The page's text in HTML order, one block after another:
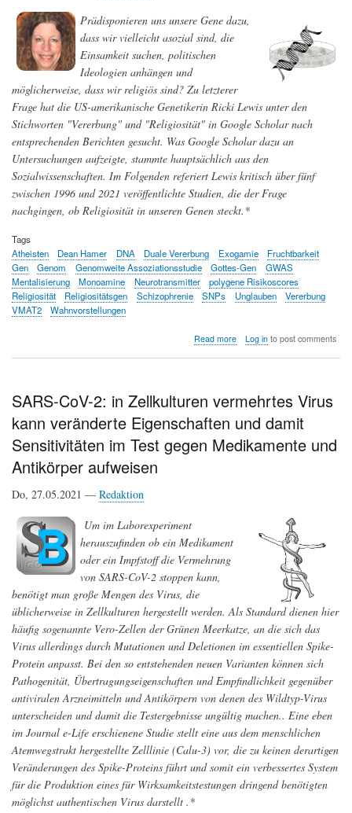
schützen
Prädisponieren uns unsere Gene dazu,
dass wir vielleicht asozial sind, die
Einsamkeit suchen, politischen
Ideologien anhängen und
möglicherweise, dass wir religiös sind? Zu letzterer
Frage hat die US-amerikanische Genetikerin Ricki Lewis unter den
Stichworten "Vererbung" und "Religiosität" in Google Scholar nach
entsprechenden Berichten gesucht. Was Google Scholar dazu an
Untersuchungen aufzeigte, stammte hauptsächlich aus den
Sozialwissenschaften. Im Folgenden referiert Lewis kritisch über fünf
zwischen 1996 und 2021 veröffentlichte Studien, die der Frage
nachgingen, ob Religiosität in unseren Genen steckt.*
Tags
Atheisten
Dean Hamer DNA Duale Vererbung Exogamie
Fruchtbarkeit
Gen
Genom Genomweite Assoziationsstudie Gottes-Gen
GWAS
Mentalisierung
Monoamine Neurotransmitter
polygene Risikoscores
Religiosität
Religiositätsgen Schizophrenie SNPs Unglauben
Vererbung
VMAT2
Wahnvorstellungen
Read moreabout
einem
Religiositätsgen
Log into post comments
SARS-CoV-2: in Zellkulturen vermehrtes Virus
kann veränderte Eigenschaften und damit
Sensitivitäten im Test gegen Medikamente und
Antikörper aufweisen
Do, 27.05.2021 — Redaktion
Um im Laborexperiment
herauszufinden ob ein Medikament
oder ein Impfstoff die Vermehrung
von SARS-CoV-2 stoppen kann,
benötigt man große Mengen des Virus, die
üblicherweise in Zellkulturen hergestellt werden. Als Standard dienen hier
häufig sogenannte Vero-Zellen der Grünen Meerkatze, an die sich das
Virus allerdings durch Mutationen und Deletionen im essentiellen Spike-
Protein anpasst. Bei den so entstehenden neuen Varianten können sich
Pathogenität, Übertragungseigenschaften und Empfindlichkeit gegenüber
antiviralen Arzneimitteln und Antikörpern von denen des Wildtyp-Virus
unterscheiden und damit die Testergebnisse ungültig machen.. Eine eben
im Journal e-Life erschienene Studie stellt eine aus dem menschlichen
Atemwegstrakt hergestellte Zelllinie (Calu-3) vor, die zu keinen derartigen
Veränderungen des Spike-Proteins führt und somit ein verbessertes System
für die Produktion eines für Wirksamkeitstestungen dringend benötigten
möglichst authentischen Virus darstellt .*